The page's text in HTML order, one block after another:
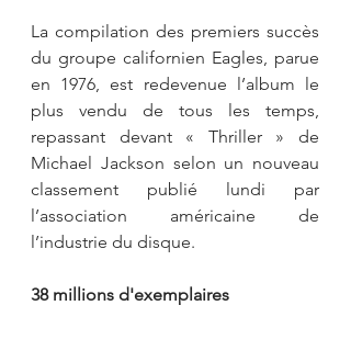
La compilation des premiers succès
du groupe californien Eagles, parue
en 1976, est redevenue l’album le
plus vendu de tous les temps,
repassant devant « Thriller » de
Michael Jackson selon un nouveau
classement publié lundi par
l’association américaine de
l’industrie du disque.
38 millions d'exemplaires